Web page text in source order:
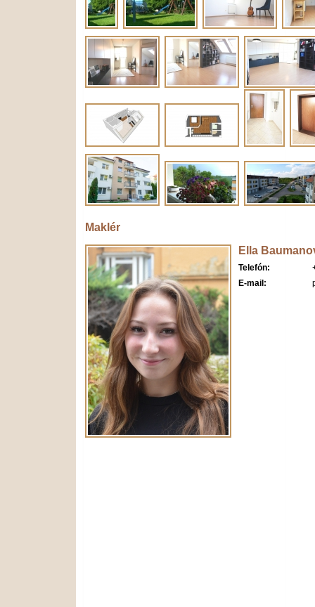
Maklér
Ella
Telefón:
E-mail: